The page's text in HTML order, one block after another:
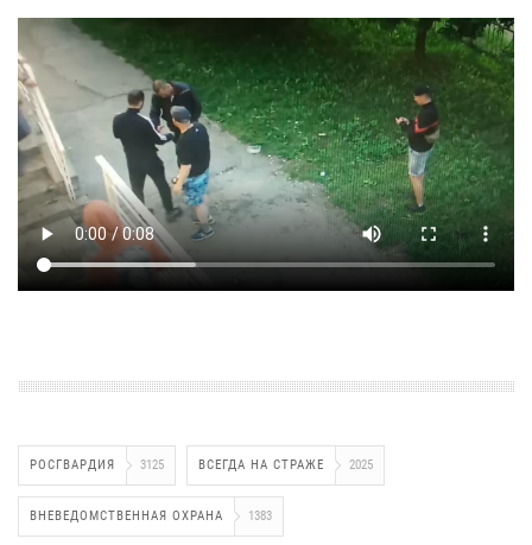
РОСГВАРДИЯ 3125 ВСЕГДА НА СТРАЖЕ 2025
ВНЕВЕДОМСТВЕННАЯ ОХРАНА 1383